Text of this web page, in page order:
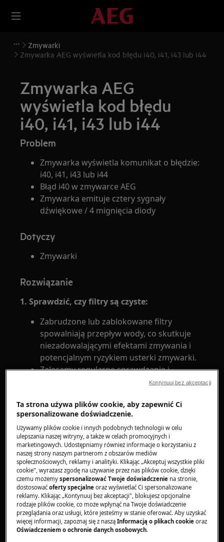
Zmywarki
Zmywarka AEG wyświetla kod błędu i40, i41, i43 lub i44
Zmywarka AEG
wyświetla kod błędu
i40, i41, i43 lub i44
Problem
Zmywarka wyświetla komunikat o błędzie:
i40, i41, i43 lub i44
Błąd i40 w zmywarce AEG
Zmywarka emituje cztery sygnały
dźwiękowe / 4 mignięcia diody
Dotyczy
Zmywarki
Rozwiązanie
1. Sprawdzić, czy filtry są czyste:
Zabrudzone lub zablokowane filtry
spowalniają przepływ wody, co skutkuje
niezadowalającymi efektami zmywania i
potencjalnym ryzykiem usterki zmywarki.
Zalecamy regularne sprawdzanie i
konserwacji można znaleźć w instrukcji
obsługi. Pobierzinstrukcję obsługi
Film instruktażowy
Ta strona używa plików cookie, aby zapewnić Ci
spersonalizowane doświadczenie.
Używamy plików cookie i innych podobnych technologii w celu
ulepszania naszej witryny, a także w celach promocyjnych i
marketingowych. Udostępniamy również informacje o korzystaniu z
naszej strony naszym partnerom z obszarów mediów
społecznościowych, reklamy i analityki. Klikając „Akceptuj wszystkie pliki
cookie", wyrażasz zgodę na używanie przez nas plików cookie, dzięki
czemu możemyspersonalizować Twoje doświadczenie na stronie,
dostosowaćoferty specjalne oraz wyświetlać Ci spersonalizowane
reklamy. Klikając „Kontynuuj bez akceptacji", blokujesz opcjonalne
rodzaje plików cookie, co może wpłynąć na Twoje doświadczenie
przeglądania oraz usługi, które jesteśmy w stanie oferować. Aby uzyskać
więcej informacji, zapoznaj się z nasząInformacją o plikach cookie oraz
Oświadczeniem o ochronie danych osobowych.
Kontynuuj bez akceptacji